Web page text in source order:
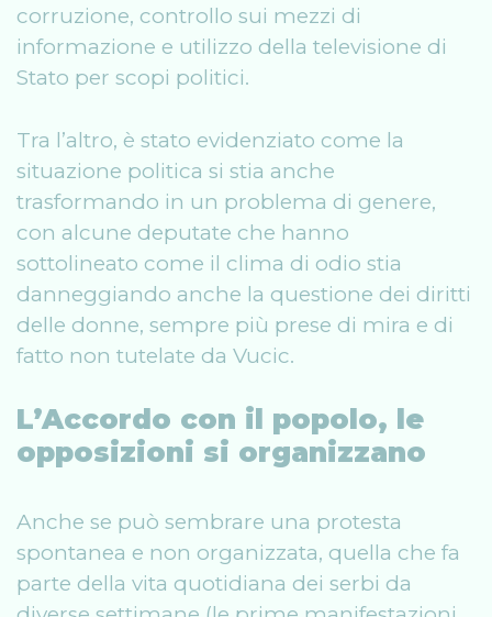
corruzione, controllo sui mezzi di
informazione e utilizzo della televisione di
Stato per scopi politici.
Tra l’altro, è stato evidenziato come la
situazione politica si stia anche
trasformando in un problema di genere,
con alcune deputate che hanno
sottolineato come il clima di odio stia
danneggiando anche la questione dei diritti
delle donne, sempre più prese di mira e di
fatto non tutelate da Vucic.
L’Accordo con il popolo, le
opposizioni si organizzano
Anche se può sembrare una protesta
spontanea e non organizzata, quella che fa
parte della vita quotidiana dei serbi da